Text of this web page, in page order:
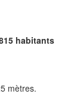
habitants
mètres.